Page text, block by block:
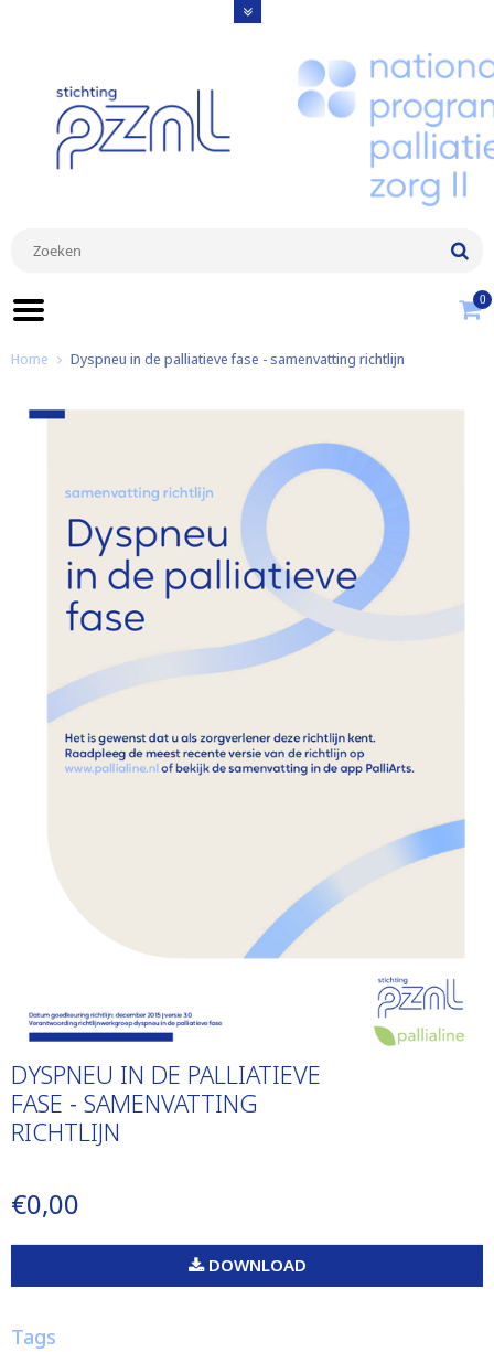
0
Home Dyspneu in de palliatieve fase - samenvatting richtlijn
DYSPNEU IN DE PALLIATIEVE
FASE - SAMENVATTING
RICHTLIJN
€0,00
DOWNLOAD
Tags